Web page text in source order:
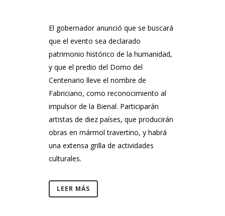
El gobernador anunció que se buscará
que el evento sea declarado
patrimonio histórico de la humanidad,
y que el predio del Domo del
Centenario lleve el nombre de
Fabriciano, como reconocimiento al
impulsor de la Bienal. Participarán
artistas de diez países, que producirán
obras en mármol travertino, y habrá
una extensa grilla de actividades
culturales.
LEER MÁS